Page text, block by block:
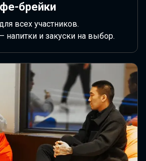
брейки
всех участников.
напитки и закуски на выбор.